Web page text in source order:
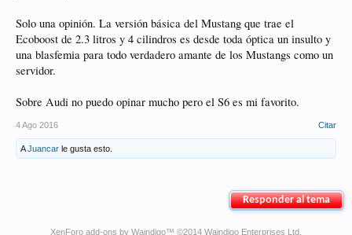
Solo una opinión. La versión básica del Mustang que trae el
Ecoboost de 2.3 litros y 4 cilindros es desde toda óptica un insulto y
una blasfemia para todo verdadero amante de los Mustangs como un
servidor.
Sobre Audi no puedo opinar mucho pero el S6 es mi favorito.
4 Ago 2016 Citar
AJuancar le gusta esto.
Responder al tema
XenForo add-ons by Waindigo™ ©2014 Waindigo Enterprises Ltd